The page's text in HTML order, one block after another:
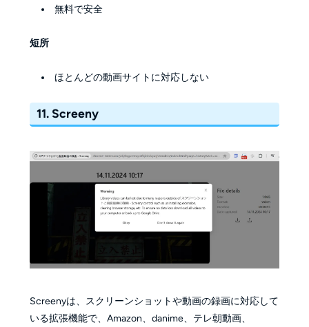
無料で安全
短所
ほとんどの動画サイトに対応しない
11. Screeny
Screenyは、スクリーンショットや動画の録画に対応して
いる拡張機能で、Amazon、danime、テレ朝動画、